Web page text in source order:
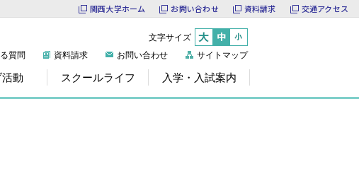
関西大学ホーム お問い合わせ 資料請求 交通アクセス
文字サイズ
質問 資料請求 お問い合わせ サイトマップ
動 スクールライフ 入学・入試案内